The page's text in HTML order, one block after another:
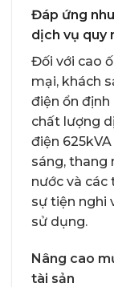
Đáp ứng
dịch vụ quy
Đối với cao
mại, khách
điện ổn
chất lượng
điện
sáng, thang
nước và các
sự tiện nghi
sử dụng.
Nâng cao
tài sản